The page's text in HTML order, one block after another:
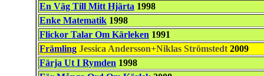
En Väg Till Mitt Hjärta 1998
Enke Matematik 1998
Flickor Talar Om Kärleken 1991
Främling Jessica Andersson+Niklas Strömstedt 2009
Färja Ut I Rymden 1998